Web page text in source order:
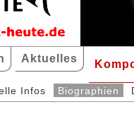
Aktuelles
Infos Biographien